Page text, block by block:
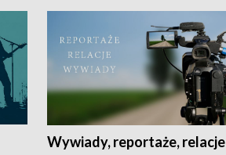
Wywiady, reportaże, relacje